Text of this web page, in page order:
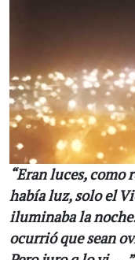
“Eran luces,
había luz, solo el
iluminaba la
ocurrió que sean